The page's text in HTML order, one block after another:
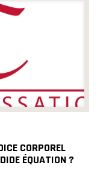
CORPOREL
ÉQUATION ?